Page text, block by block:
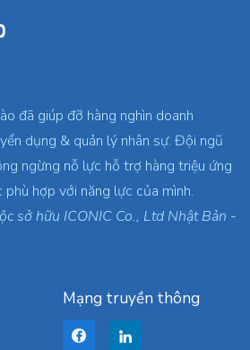
đã giúp đỡ hàng nghìn doanh
dụng & quản lý nhân sự. Đội ngũ
ngừng nỗ lực hỗ trợ hàng triệu ứng
hợp với năng lực của mình.
sở hữu ICONIC Co., Ltd Nhật Bản -
Mạng truyền thông